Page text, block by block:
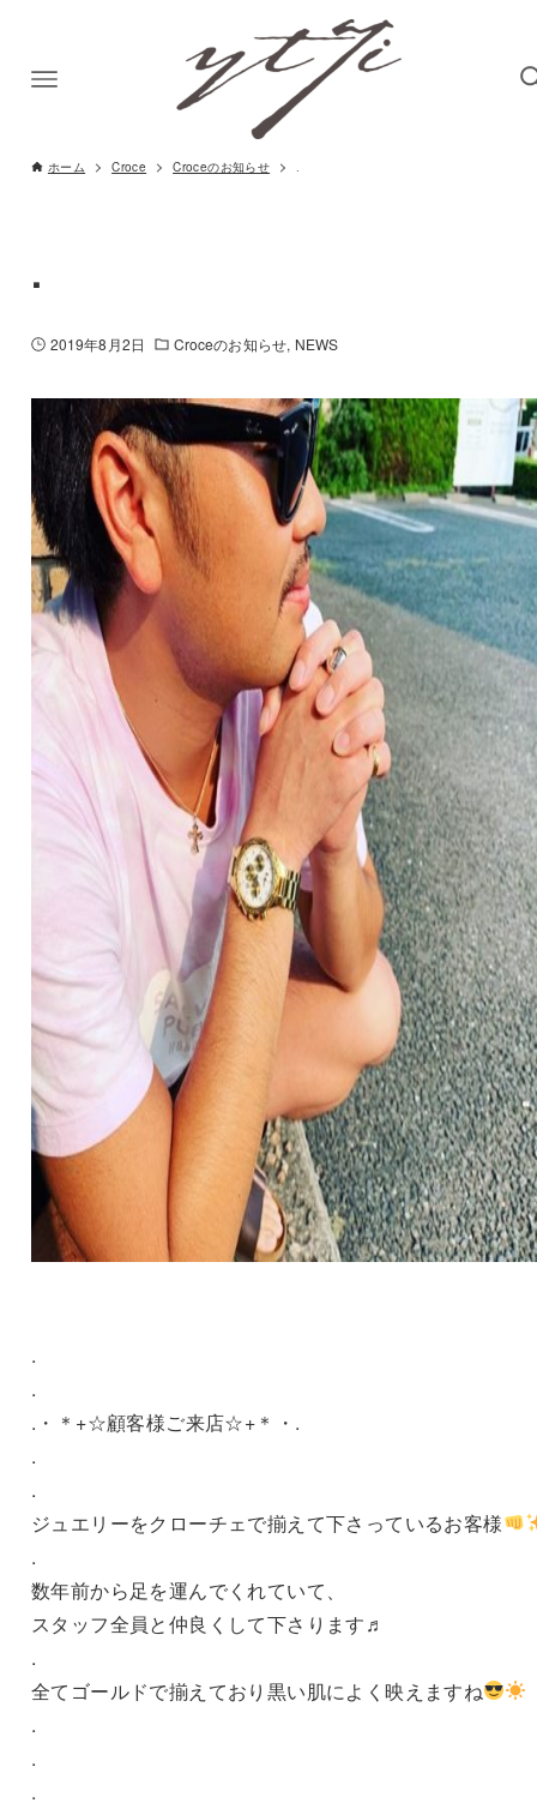
ホーム Croce Croceのお知らせ .
.
2019年8月2日 Croceのお知らせ NEWS
.
.
.・＊+☆顧客様ご来店☆+＊・.
.
.
ジュエリーをクローチェで揃えて下さっているお客様
.
数年前から足を運んでくれていて、
スタッフ全員と仲良くして下さります♬
.
全てゴールドで揃えており黒い肌によく映えますね
.
.
.